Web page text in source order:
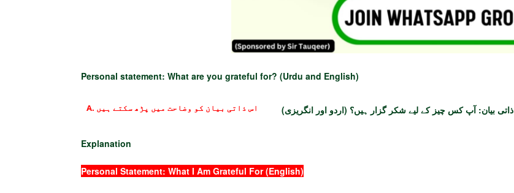
Personal statement: What are you grateful for? (Urdu and English)
ذاتی بیان: آپ کس چیز کے لیے شکر گزار ہیں؟ (اردو اور انگریزی) اس ذاتی بیان کو وضاحت میں پڑھ سکتے ہیں
Explanation
Personal Statement: What I Am Grateful For (English)